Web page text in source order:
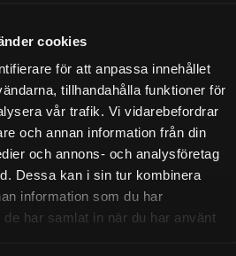
cookies
för att anpassa innehållet
tillhandahålla funktioner för
vår trafik. Vi vidarebefordrar
och annan information från din
och annons- och analysföretag
Dessa kan i sin tur kombinera
information som du har
har samlat in när du har använt
Förbättra hemsidans
och inställningar.
på hemsidan.